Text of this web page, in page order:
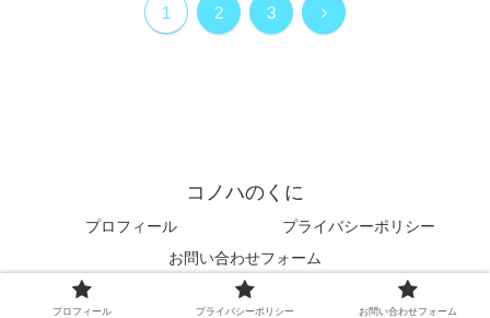
1 2 3 次
コノハのくに
プロフィール
プライバシーポリシー
お問い合わせフォーム
© 2023 コノハのくに.
プロフィール プライバシーポリシー お問い合わせフォーム